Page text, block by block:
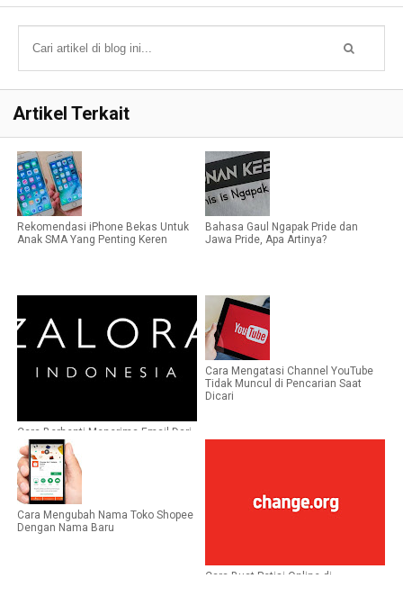
Artikel Terkait
Rekomendasi iPhone Bekas Untuk
Anak SMA Yang Penting Keren
Bahasa Gaul Ngapak Pride dan
Jawa Pride, Apa Artinya?
Cara Berhenti Menerima Email Dari
ZALORA Yang Selalu Masuk
Cara Mengatasi Channel YouTube
Tidak Muncul di Pencarian Saat
Dicari
Cara Mengubah Nama Toko Shopee
Dengan Nama Baru
Cara Buat Petisi Online di